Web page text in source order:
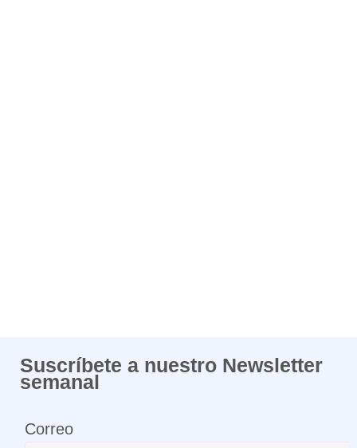
Suscríbete a nuestro Newsletter
semanal
Correo